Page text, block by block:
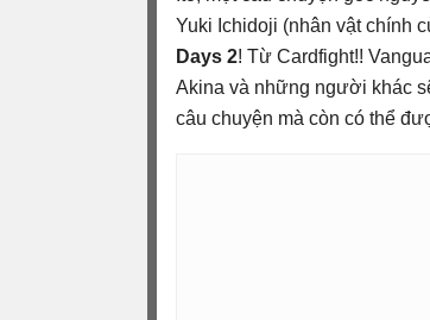
Yuki Ichidoji (nhân vật chính
Days 2! Từ Cardfight!!
Akina và những người khác
câu chuyện mà còn có thể